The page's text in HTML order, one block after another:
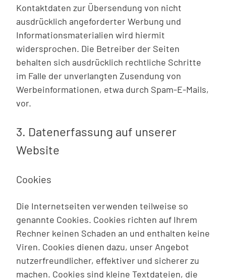
Kontaktdaten zur Übersendung von nicht
ausdrücklich angeforderter Werbung und
Informationsmaterialien wird hiermit
widersprochen. Die Betreiber der Seiten
behalten sich ausdrücklich rechtliche Schritte
im Falle der unverlangten Zusendung von
Werbeinformationen, etwa durch Spam-E-Mails,
vor.
3. Datenerfassung auf unserer
Website
Cookies
Die Internetseiten verwenden teilweise so
genannte Cookies. Cookies richten auf Ihrem
Rechner keinen Schaden an und enthalten keine
Viren. Cookies dienen dazu, unser Angebot
nutzerfreundlicher, effektiver und sicherer zu
machen. Cookies sind kleine Textdateien, die